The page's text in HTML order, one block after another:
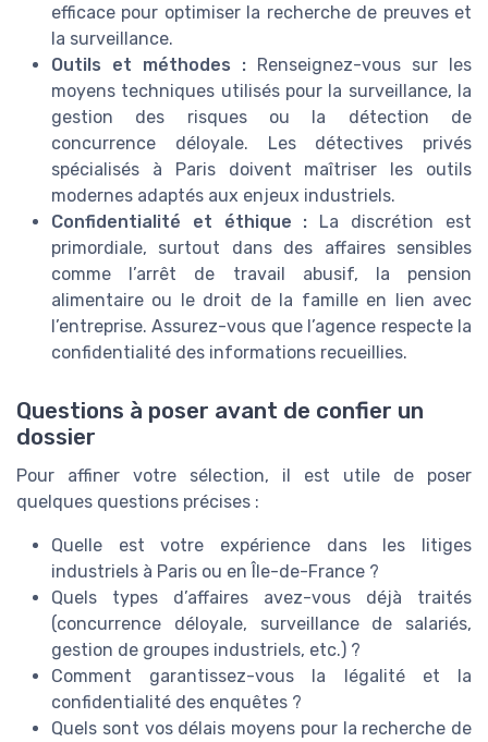
efficace pour optimiser la recherche de preuves et
la surveillance.
Outils et méthodes : Renseignez-vous sur les
moyens techniques utilisés pour la surveillance, la
gestion des risques ou la détection de
concurrence déloyale. Les détectives privés
spécialisés à Paris doivent maîtriser les outils
modernes adaptés aux enjeux industriels.
Confidentialité et éthique : La discrétion est
primordiale, surtout dans des affaires sensibles
comme l’arrêt de travail abusif, la pension
alimentaire ou le droit de la famille en lien avec
l’entreprise. Assurez-vous que l’agence respecte la
confidentialité des informations recueillies.
Questions à poser avant de confier un
dossier
Pour affiner votre sélection, il est utile de poser
quelques questions précises :
Quelle est votre expérience dans les litiges
industriels à Paris ou en Île-de-France ?
Quels types d’affaires avez-vous déjà traités
(concurrence déloyale, surveillance de salariés,
gestion de groupes industriels, etc.) ?
Comment garantissez-vous la légalité et la
confidentialité des enquêtes ?
Quels sont vos délais moyens pour la recherche de